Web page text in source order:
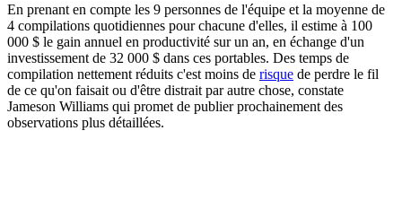
En prenant en compte les 9 personnes de l'équipe et la moyenne de
4 compilations quotidiennes pour chacune d'elles, il estime à 100
000 $ le gain annuel en productivité sur un an, en échange d'un
investissement de 32 000 $ dans ces portables. Des temps de
compilation nettement réduits c'est moins de risque de perdre le fil
de ce qu'on faisait ou d'être distrait par autre chose, constate
Jameson Williams qui promet de publier prochainement des
observations plus détaillées.